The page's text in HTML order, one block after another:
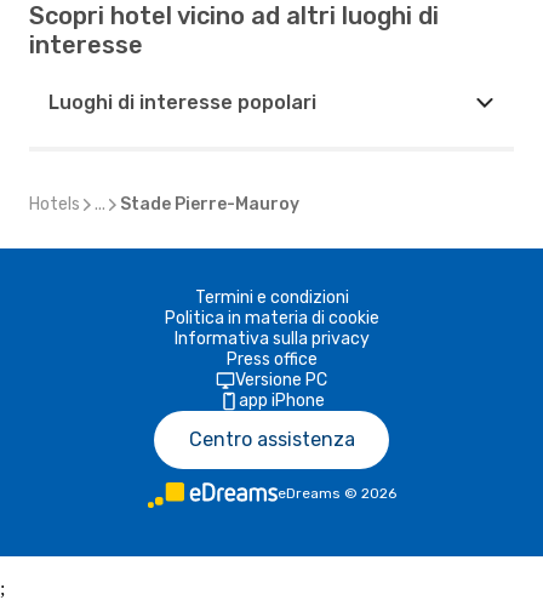
Scopri hotel vicino ad altri luoghi di
interesse
Luoghi di interesse popolari
Hotels ... Stade Pierre-Mauroy
Termini e condizioni
Politica in materia di cookie
Informativa sulla privacy
Press office
Versione PC
app iPhone
Centro assistenza
eDreams © 2026
;